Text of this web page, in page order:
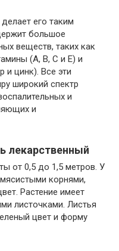
его таким
большое
веществ, таких как
(А, В, С и Е) и
и цинк). Все эти
широкий спектр
и
и
лекарственный
от 0,5 до 1,5 метров. У
корнями,
Растение имеет
листочками. Листья
цвет и форму